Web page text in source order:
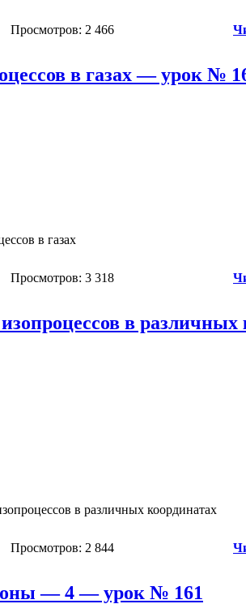
Просмотров: 2 466
в газах — урок №
в газах
Просмотров: 3 318
в
в различных координатах
Просмотров: 2 844
— 4 — урок № 161